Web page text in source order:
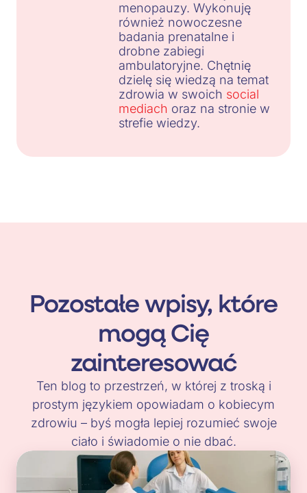
menopauzy. Wykonuję
również nowoczesne
badania prenatalne i
drobne zabiegi
ambulatoryjne. Chętnię
dzielę się wiedzą na temat
zdrowia w swoich social
mediach oraz na stronie w
strefie wiedzy.
Pozostałe wpisy, które
mogą Cię
zainteresować
Ten blog to przestrzeń, w której z troską i
prostym językiem opowiadam o kobiecym
zdrowiu – byś mogła lepiej rozumieć swoje
ciało i świadomie o nie dbać.